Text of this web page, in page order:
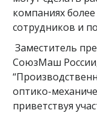
компаниях
сотрудников и
Заместитель
СоюзМаш
оптико-
приветствуя